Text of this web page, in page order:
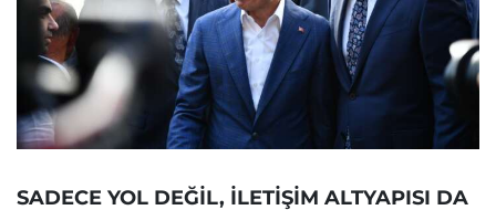
SADECE YOL DEĞİL, İLETİŞİM ALTYAPISI DA